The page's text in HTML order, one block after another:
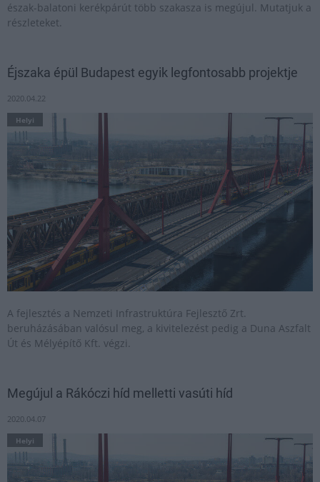
észak-balatoni kerékpárút több szakasza is megújul. Mutatjuk a
részleteket.
Éjszaka épül Budapest egyik legfontosabb projektje
2020.04.22
Helyi
A fejlesztés a Nemzeti Infrastruktúra Fejlesztő Zrt.
beruházásában valósul meg, a kivitelezést pedig a Duna Aszfalt
Út és Mélyépítő Kft. végzi.
Megújul a Rákóczi híd melletti vasúti híd
2020.04.07
Helyi